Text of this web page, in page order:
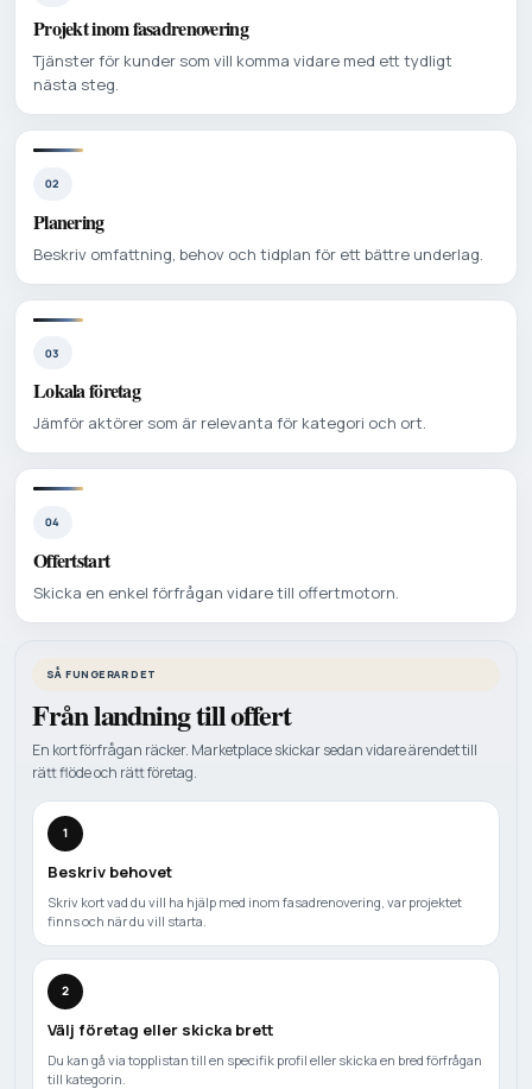
Projekt inom fasadrenovering
Tjänster för kunder som vill komma vidare med ett tydligt
nästa steg.
02
Planering
Beskriv omfattning, behov och tidplan för ett bättre underlag.
03
Lokala företag
Jämför aktörer som är relevanta för kategori och ort.
04
Offertstart
Skicka en enkel förfrågan vidare till offertmotorn.
SÅ FUNGERAR DET
Från landning till offert
En kort förfrågan räcker. Marketplace skickar sedan vidare ärendet till
rätt flöde och rätt företag.
1
Beskriv behovet
Skriv kort vad du vill ha hjälp med inom fasadrenovering, var projektet
finns och när du vill starta.
2
Välj företag eller skicka brett
Du kan gå via topplistan till en specifik profil eller skicka en bred förfrågan
till kategorin.